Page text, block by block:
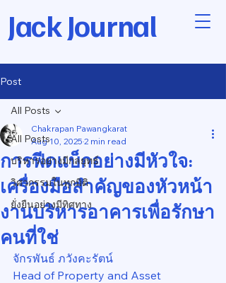
Jack Journal
Post
All Posts
บริหารอย่างมีกลยุทธ์
วิศวกรรมในทุกมิติ
ยั่งยืนอย่างมีทิศทาง
All Posts
การฟีดแบ็กอย่างมีหัวใจ:
เครื่องมือสำคัญของหัวหน้า
งานบริหารอาคารเพื่อรักษา
คนที่ใช่
Chakrapan Pawangkarat
Aug 10, 2025 2 min read
จักรพันธ์ ภวังคะรัตน์
Head of Property and Asset